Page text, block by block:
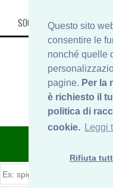
Questo sito
consentire le
nonché quelle
pagine. Per la
è richiesto il
politica di
cookie. Leggi
Rifiuta
SOCIAL, INFO & SHOP